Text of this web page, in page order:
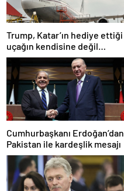
Trump, Katar’ın hediye ettiği
uçağın kendisine değil
Pentagon’a verileceğini
açıkladı
Cumhurbaşkanı Erdoğan’dan
Pakistan ile kardeşlik mesajı